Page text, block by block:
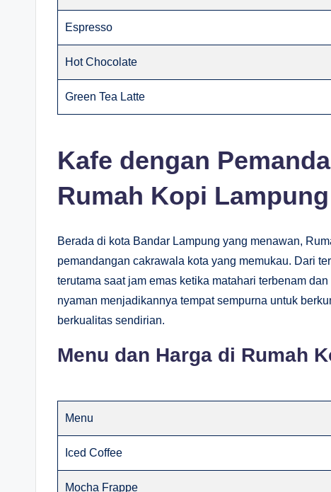
Espresso
Hot Chocolate
Green Tea Latte
Kafe dengan
Rumah Kopi Lampung
Berada di kota Bandar Lampung yang menawan,
pemandangan cakrawala kota yang memukau. Dari
terutama saat jam emas ketika matahari terbenam
nyaman menjadikannya tempat sempurna untuk
berkualitas sendirian.
Menu dan Harga di Rumah
Menu
Iced Coffee
Mocha Frappe